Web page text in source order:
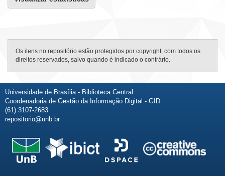
Os itens no repositório estão protegidos por copyright, com todos os
direitos reservados, salvo quando é indicado o contrário.
Universidade de Brasília - Biblioteca Central
Coordenadoria de Gestão da Informação Digital - GID
(61) 3107-2683
repositorio@unb.br